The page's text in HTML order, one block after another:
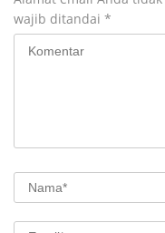
wajib ditandai *